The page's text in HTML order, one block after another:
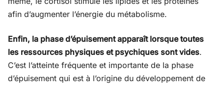
afin d’augmenter l’énergie du métabolisme.
Enfin, la phase d’épuisement apparaît lorsque toutes
les ressources physiques et psychiques sont vides.
C’est l’atteinte fréquente et importante de la phase
d’épuisement qui est à l’origine du développement de